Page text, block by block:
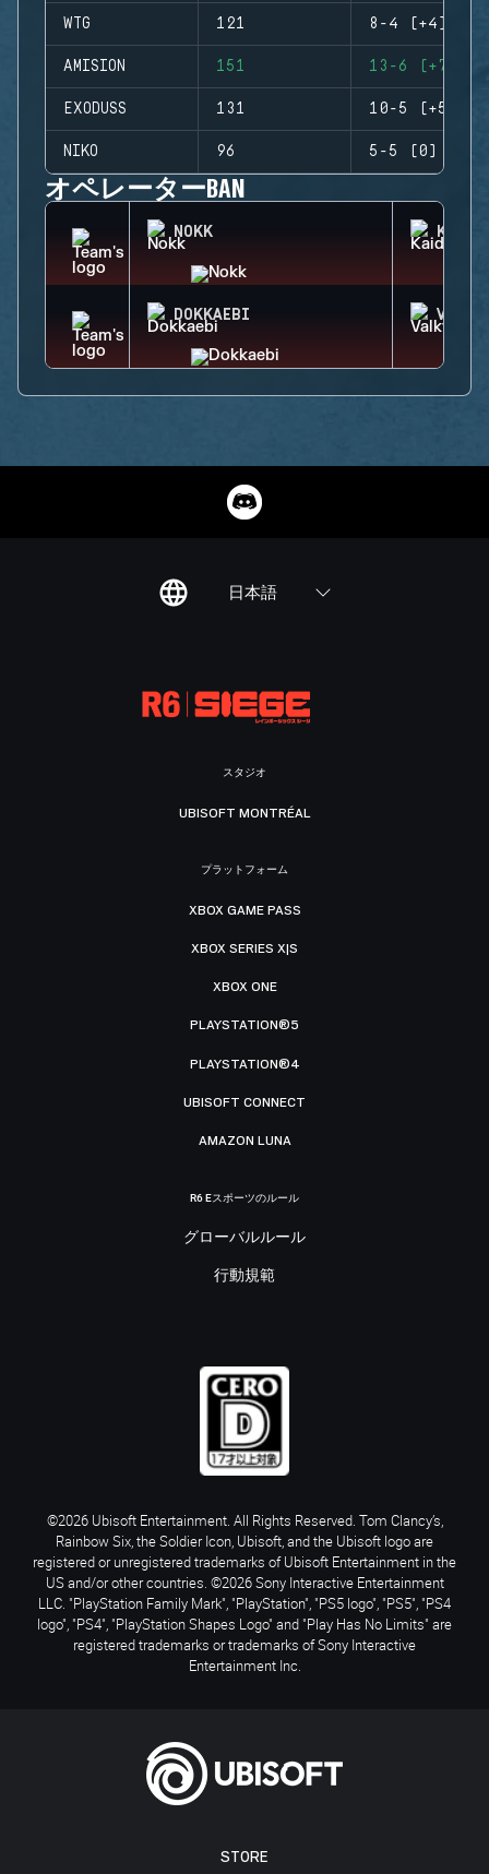
WTG 121 8-4 (+4)
AMISION 151 13-6 (+7)
EXODUSS 131 10-5 (+5)
NIKO 96 5-5 (0)
オペレーターBAN
NOKK KAID
DOKKAEBI
日本語
STORE
スタジオ
UBISOFT MONTRÉAL
プラットフォーム
XBOX GAME PASS
XBOX SERIES X|S
XBOX ONE
PLAYSTATION®5
PLAYSTATION®4
UBISOFT CONNECT
AMAZON LUNA
R6 Eスポーツのルール
グローバルルール
行動規範
©2026 Ubisoft Entertainment. All Rights Reserved. Tom Clancy’s,
Rainbow Six, the Soldier Icon, Ubisoft, and the Ubisoft logo are
registered or unregistered trademarks of Ubisoft Entertainment in the
US and/or other countries. ©2026 Sony Interactive Entertainment
LLC. "PlayStation Family Mark", "PlayStation", "PS5 logo", "PS5", "PS4
logo", "PS4", "PlayStation Shapes Logo" and "Play Has No Limits" are
registered trademarks or trademarks of Sony Interactive
Entertainment Inc.